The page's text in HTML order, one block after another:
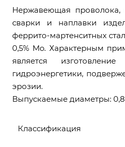
Нержавеющая проволока,
сварки и наплавки
феррито-мартенситных
0,5% Mo. Характерным
является
гидроэнергетики,
эрозии.
Выпускаемые диаметры: 0,8;
Классификация